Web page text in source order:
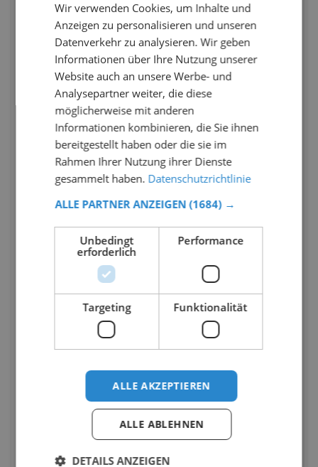
Wir verwenden Cookies, um Inhalte und
Anzeigen zu personalisieren und unseren
Datenverkehr zu analysieren. Wir geben
Informationen über Ihre Nutzung unserer
Website auch an unsere Werbe- und
Analysepartner weiter, die diese
möglicherweise mit anderen
Informationen kombinieren, die Sie ihnen
bereitgestellt haben oder die sie im
Rahmen Ihrer Nutzung ihrer Dienste
gesammelt haben. Datenschutzrichtlinie
ALLE PARTNER ANZEIGEN (1684) →
Unbedingt
erforderlich
Performance
Targeting Funktionalität
ALLE AKZEPTIEREN
ALLE ABLEHNEN
DETAILS ANZEIGEN